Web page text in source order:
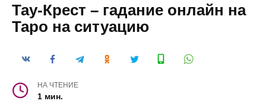
Тау-Крест – гадание онлайн на
Таро на ситуацию
НА ЧТЕНИЕ
1 мин.